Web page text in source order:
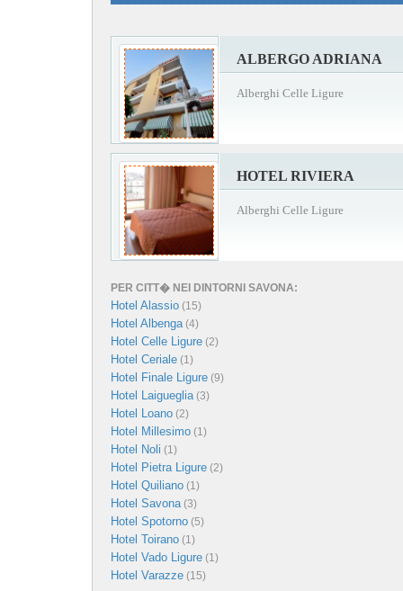
ALBERGO ADRIANA
Alberghi Celle Ligure
HOTEL RIVIERA
Alberghi Celle Ligure
PER CITT� NEI DINTORNI SAVONA:
Hotel Alassio (15)
Hotel Albenga(4)
Hotel Celle Ligure (2)
Hotel Ceriale (1)
Hotel Finale Ligure (9)
Hotel Laigueglia(3)
Hotel Loano (2)
Hotel Millesimo (1)
Hotel Noli (1)
Hotel Pietra Ligure (2)
Hotel Quiliano (1)
Hotel Savona(3)
Hotel Spotorno (5)
Hotel Toirano (1)
Hotel Vado Ligure (1)
Hotel Varazze (15)